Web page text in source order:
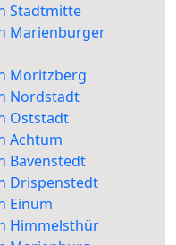
Stadtmitte
Marienburger
Moritzberg
Nordstadt
Oststadt
Achtum
Bavenstedt
Drispenstedt
Einum
Himmelsthür